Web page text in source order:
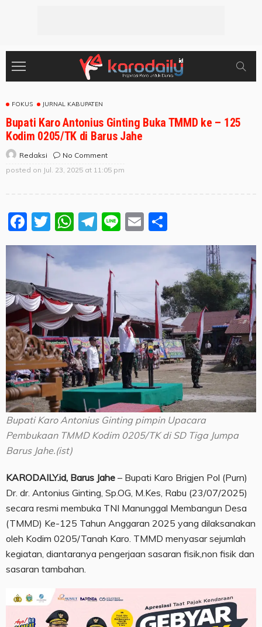
FOKUS JURNAL KABUPATEN
Bupati Karo Antonius Ginting Buka TMMD ke – 125
Kodim 0205/TK di Barus Jahe
Redaksi
No Comment
posted on Jul. 23, 2025 at 11:05 pm
Facebook
Twitter
WhatsApp
Telegram
LineEmail
Bupati Karo Antonius Ginting pimpin Upacara
Pembukaan TMMD Kodim 0205/TK di SD Tiga Jumpa
Barus Jahe.(ist)
KARODAILY.id, Barus Jahe – Bupati Karo Brigjen Pol (Purn)
Dr. dr. Antonius Ginting, Sp.OG, M.Kes, Rabu (23/07/2025)
secara resmi membuka TNI Manunggal Membangun Desa
(TMMD) Ke-125 Tahun Anggaran 2025 yang dilaksanakan
oleh Kodim 0205/Tanah Karo. TMMD menyasar sejumlah
kegiatan, diantaranya pengerjaan sasaran fisik,non fisik dan
sasaran tambahan.